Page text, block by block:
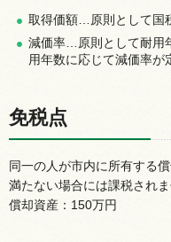
取得価額…原則として国
減価率…原則として耐用
用年数に応じて減価率が
免税点
同一の人が市内に所有する
満たない場合には課税されま
償却資産：150万円